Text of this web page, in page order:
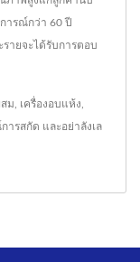
ารณ์กว่า 60 ปี
ายจะได้รับการตอบ
สม เครื่องอบแห้ง
ารสกัด และอย่าลังเล